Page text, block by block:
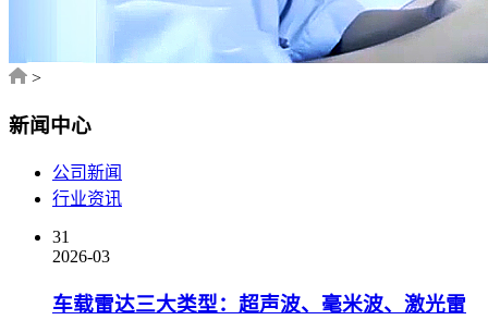
>
新闻中心
公司新闻
行业资讯
31
2026-03
车载雷达三大类型：超声波、毫米波、激光雷